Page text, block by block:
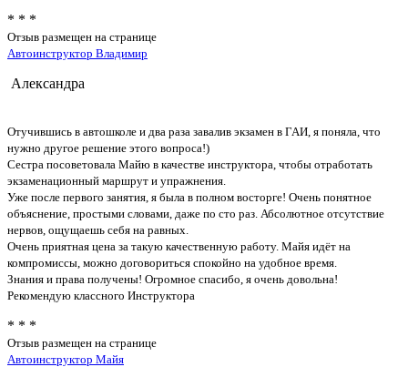
* * *
Отзыв размещен на странице
Автоинструктор Владимир
Александра
Отучившись в автошколе и два раза завалив экзамен в ГАИ, я поняла, что
нужно другое решение этого вопроса!)
Сестра посоветовала Майю в качестве инструктора, чтобы отработать
экзаменационный маршрут и упражнения.
Уже после первого занятия, я была в полном восторге! Очень понятное
объяснение, простыми словами, даже по сто раз. Абсолютное отсутствие
нервов, ощущаешь себя на равных.
Очень приятная цена за такую качественную работу. Майя идёт на
компромиссы, можно договориться спокойно на удобное время.
Знания и права получены! Огромное спасибо, я очень довольна!
Рекомендую классного Инструктора
* * *
Отзыв размещен на странице
Автоинструктор Майя